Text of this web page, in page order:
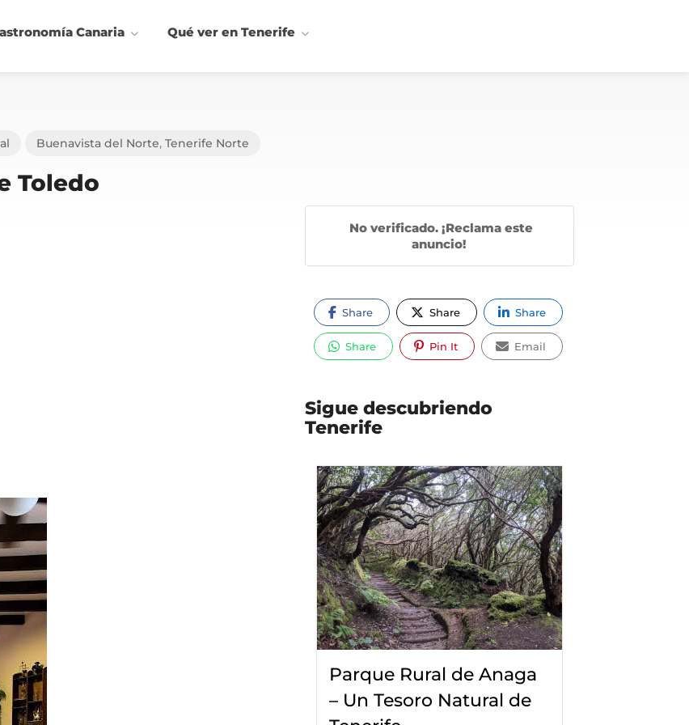
Canaria Qué ver en Tenerife
Buenavista del Norte, Tenerife Norte
Toledo
No verificado. ¡Reclama este
anuncio!
Share Share Share
Share Pin It Email
Sigue descubriendo
Tenerife
Parque Rural de Anaga
– Un Tesoro Natural de